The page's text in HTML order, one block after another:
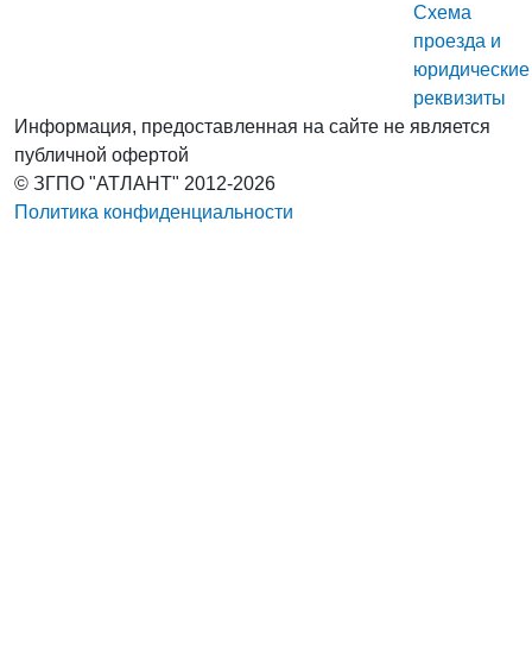
Схема
проезда и
юридические
реквизиты
Информация, предоставленная на сайте не является
публичной офертой
© ЗГПО "АТЛАНТ" 2012-2026
Политика конфиденциальности